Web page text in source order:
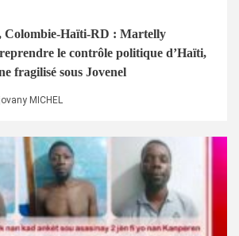
Colombie-Haïti-RD : Martelly
le contrôle politique d’Haïti,
fragilisé sous Jovenel
MICHEL